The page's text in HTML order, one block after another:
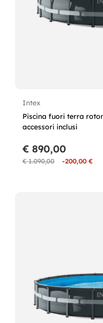
Intex
Piscina fuori terra
accessori inclusi
€ 1.090,00 -200,00 €
€ 890,00